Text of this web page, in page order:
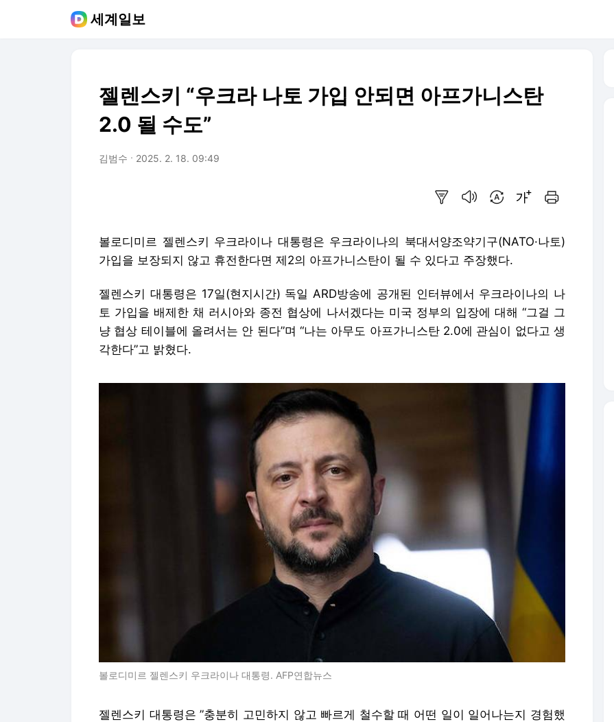
세계일보
젤렌스키 “우크라 나토 가입 안되면 아프가니스탄
2.0 될 수도”
김범수 2025. 2. 18. 09:49
볼로디미르 젤렌스키 우크라이나 대통령은 우크라이나의 북대서양조약기구(NATO·나토)
가입을 보장되지 않고 휴전한다면 제2의 아프가니스탄이 될 수 있다고 주장했다.
젤렌스키 대통령은 17일(현지시간) 독일 ARD방송에 공개된 인터뷰에서 우크라이나의 나
토 가입을 배제한 채 러시아와 종전 협상에 나서겠다는 미국 정부의 입장에 대해 “그걸 그
냥 협상 테이블에 올려서는 안 된다”며 “나는 아무도 아프가니스탄 2.0에 관심이 없다고 생
각한다”고 밝혔다.
볼로디미르 젤렌스키 우크라이나 대통령. AFP연합뉴스
젤렌스키 대통령은 ”충분히 고민하지 않고 빠르게 철수할 때 어떤 일이 일어나는지 경험했